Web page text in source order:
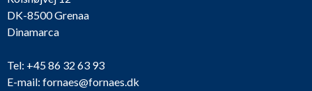
DK-8500 Grenaa
Dinamarca
Tel: +45 86 32 63 93
E-mail: fornaes@fornaes.dk